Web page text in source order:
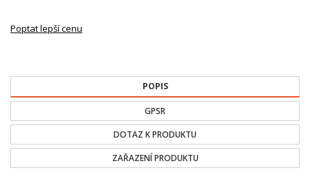
Poptat lepší cenu
POPIS
GPSR
DOTAZ K PRODUKTU
ZAŘAZENÍ PRODUKTU